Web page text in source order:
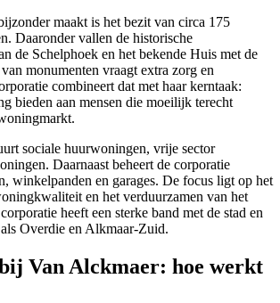
maakt is het bezit van circa 175
Daaronder vallen de historische
de Schelphoek en het bekende Huis met de
monumenten vraagt extra zorg en
combineert dat met haar kerntaak:
bieden aan mensen die moeilijk terecht
sociale huurwoningen, vrije sector
Daarnaast beheert de corporatie
winkelpanden en garages. De focus ligt op het
en het verduurzamen van het
heeft een sterke band met de stad en
Overdie en Alkmaar-Zuid.
Van Alckmaer: hoe werkt